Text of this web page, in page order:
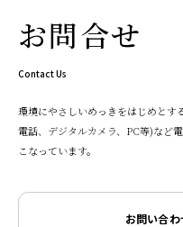
お問合せ
Contact Us
環境にやさしいめっきをはじめとす
電話、デジタルカメラ、PC等)など
こなっています。
お問い合